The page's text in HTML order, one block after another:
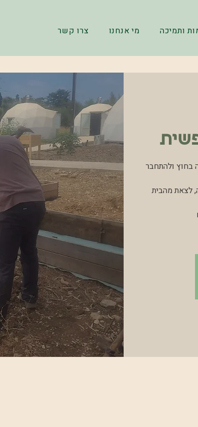
ותמיכה מי אנחנו צרו קשר
בחוץ ולהתחבר
לצאת מהבית